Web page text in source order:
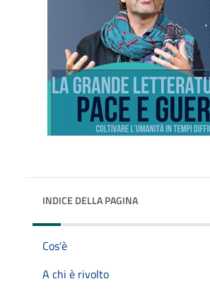
INDICE DELLA PAGINA
Cos'è
A chi è rivolto